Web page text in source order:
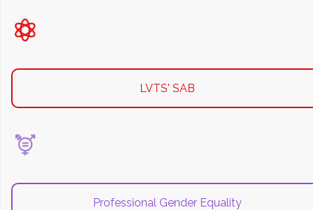
LVTS' SAB
Professional Gender Equality